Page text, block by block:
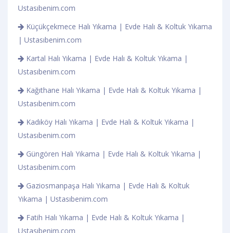
Ustasıbenim.com
Küçükçekmece Halı Yıkama | Evde Halı & Koltuk Yıkama
| Ustasıbenim.com
Kartal Halı Yıkama | Evde Halı & Koltuk Yıkama |
Ustasıbenim.com
Kağıthane Halı Yıkama | Evde Halı & Koltuk Yıkama |
Ustasıbenim.com
Kadıköy Halı Yıkama | Evde Halı & Koltuk Yıkama |
Ustasıbenim.com
Güngören Halı Yıkama | Evde Halı & Koltuk Yıkama |
Ustasıbenim.com
Gaziosmanpaşa Halı Yıkama | Evde Halı & Koltuk
Yıkama | Ustasıbenim.com
Fatih Halı Yıkama | Evde Halı & Koltuk Yıkama |
Ustasıbenim.com